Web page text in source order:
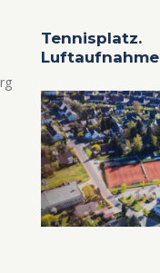
Tennisplatz.
Luftaufnahme